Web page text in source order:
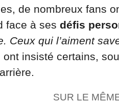
de nombreux fans
face à ses défis
Ceux qui l’aiment
, ont insisté certains,
SUR LE